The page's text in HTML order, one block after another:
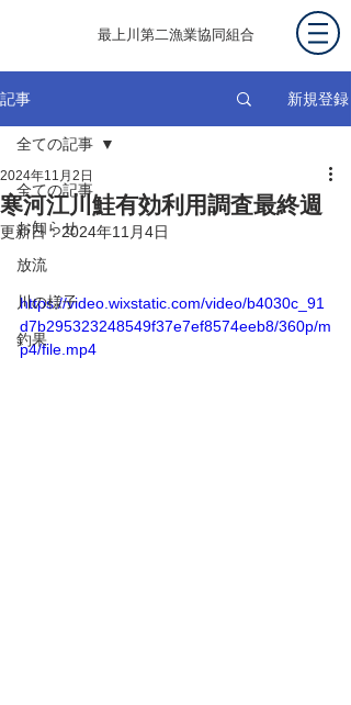
最上川第二漁業協同組合
記事 新規登録
全ての記事
お知らせ
放流
川の様子
釣果
全ての記事
寒河江川鮭有効利用調査最終週
2024年11月2日
更新日：2024年11月4日
https://video.wixstatic.com/video/b4030c_91
d7b295323248549f37e7ef8574eeb8/360p/m
p4/file.mp4